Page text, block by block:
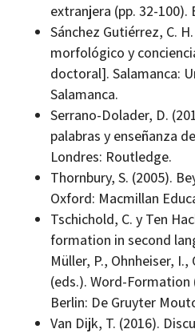
extranjera (pp. 32-100).
Sánchez Gutiérrez, C.
morfológico y
doctoral]. Salamanca:
Salamanca.
Serrano-Dolader, D.
palabras y enseñanza
Londres: Routledge.
Thornbury, S. (2005).
Oxford: Macmillan
Tschichold, C. y Ten
formation in second
Müller, P., Ohnheiser, I.,
(eds.). Word-Formation
Berlin: De Gruyter
Van Dijk, T. (2016).